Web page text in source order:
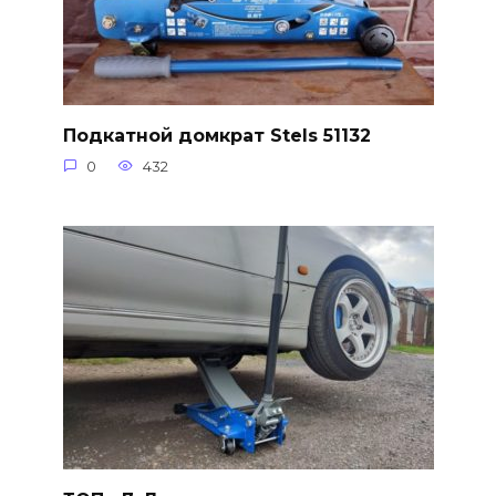
Подкатной домкрат Stels 51132
0 432